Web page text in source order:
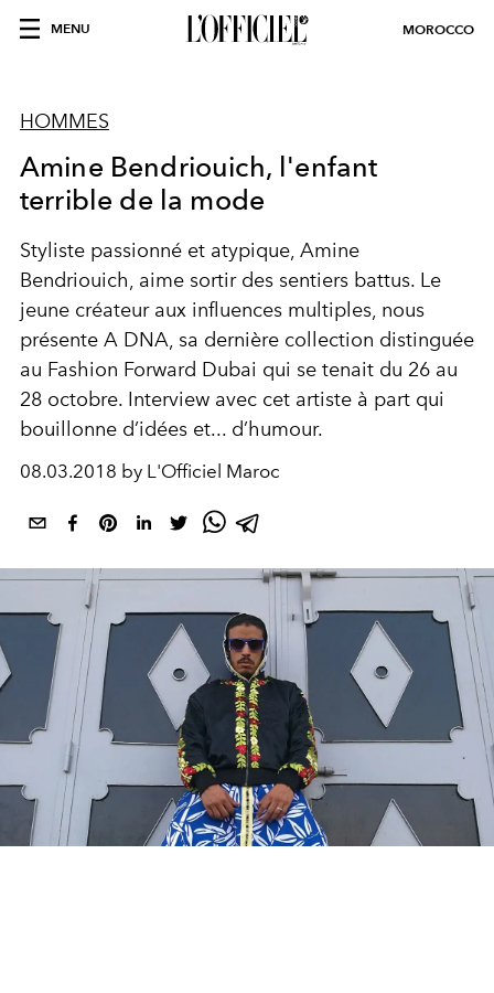
MENU MOROCCO
HOMMES
Amine Bendriouich, l'enfant
terrible de la mode
Styliste passionné et atypique, Amine
Bendriouich, aime sortir des sentiers battus. Le
jeune créateur aux influences multiples, nous
présente A DNA, sa dernière collection distinguée
au Fashion Forward Dubai qui se tenait du 26 au
28 octobre. Interview avec cet artiste à part qui
bouillonne d’idées et... d’humour.
08.03.2018 by L'Officiel Maroc